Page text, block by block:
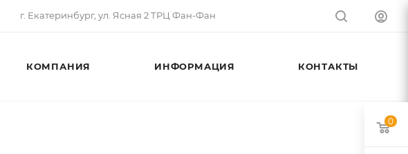
г. Екатеринбург, ул. Ясная 2 ТРЦ Фан-Фан
КОМПАНИЯ ИНФОРМАЦИЯ КОНТАКТЫ
0